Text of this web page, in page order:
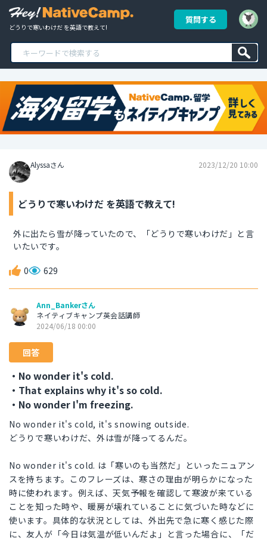
どうりで寒いわけだ を英語で教えて!
質問する
Alyssaさん 2023/12/20 10:00
どうりで寒いわけだ を英語で教えて!
外に出たら雪が降っていたので、「どうりで寒いわけだ」と言
いたいです。
0 629
Ann_Bankerさん
ネイティブキャンプ英会話講師
2024/06/18 00:00
回答
・No wonder it's cold.
・That explains why it's so cold.
・No wonder I'm freezing.
No wonder it's cold, it's snowing outside.
どうりで寒いわけだ、外は雪が降ってるんだ。
No wonder it's cold. は「寒いのも当然だ」といったニュアン
スを持ちます。このフレーズは、寒さの理由が明らかになった
時に使われます。例えば、天気予報を確認して寒波が来ている
ことを知った時や、暖房が壊れていることに気づいた時などに
使います。具体的な状況としては、外出先で急に寒く感じた際
に、友人が「今日は気温が低いんだよ」と言った場合に、「だ